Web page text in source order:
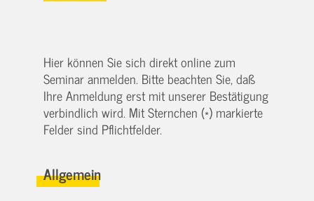
Hier können Sie sich direkt online zum
Seminar anmelden. Bitte beachten Sie, daß
Ihre Anmeldung erst mit unserer Bestätigung
verbindlich wird. Mit Sternchen (*) markierte
Felder sind Pflichtfelder.
Allgemein